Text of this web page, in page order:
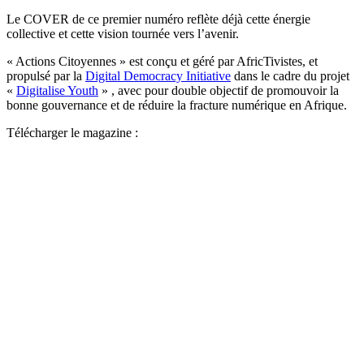
Le COVER de ce premier numéro reflète déjà cette énergie
collective et cette vision tournée vers l’avenir.
« Actions Citoyennes » est conçu et géré par AfricTivistes, et
propulsé par la Digital Democracy Initiative dans le cadre du projet
« Digitalise Youth » , avec pour double objectif de promouvoir la
bonne gouvernance et de réduire la fracture numérique en Afrique.
Télécharger le magazine :